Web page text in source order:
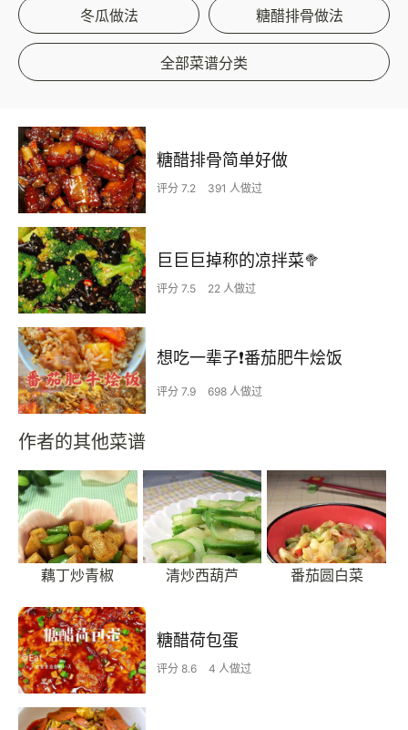
冬瓜做法 糖醋排骨做法
全部菜谱分类
糖醋排骨简单好做
评分 7.2 391 人做过
巨巨巨掉称的凉拌菜🥦
评分 7.5 22 人做过
想吃一辈子❗️番茄肥牛烩饭
评分 7.9 698 人做过
作者的其他菜谱
藕丁炒青椒 清炒西葫芦 番茄圆白菜
糖醋荷包蛋
评分 8.6 4 人做过